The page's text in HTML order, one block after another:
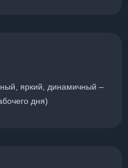
яркий, динамичный –
дня)